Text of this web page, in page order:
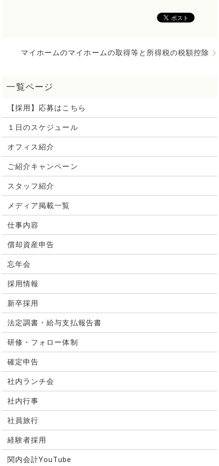
マイホームのマイホームの取得等と所得税の税額控除
【採用】応募はこちら
１日のスケジュール
オフィス紹介
ご紹介キャンペーン
スタッフ紹介
メディア掲載一覧
仕事内容
償却資産申告
忘年会
採用情報
新卒採用
法定調書・給与支払報告書
研修・フォロー体制
確定申告
社内ランチ会
社内行事
社員旅行
経験者採用
関内会計YouTube